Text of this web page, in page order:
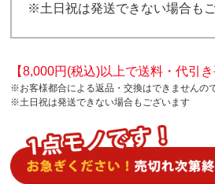
※土日祝は発送できない場合も
【8,000円(税込)以上で送料・代引き
※お客様都合による返品・交換はできませんの
※土日祝は発送できない場合もございます